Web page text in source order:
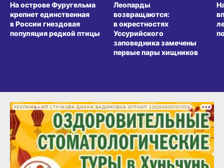
На острове Фуругельма
крепнет единственная
в России гнездовая
популяция редкой птицы
Леопарды
возвращаются:
в окрестностях
Уссурийского
заповедника замечены
первые пары хищников
РЕКЛАМА • ИП СТУЧКОВА ДИАНА ВАДИМОВНА ОГРНИП 325253600107053